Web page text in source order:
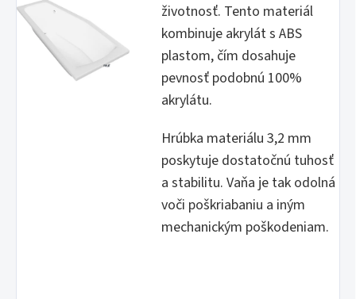
životnosť. Tento materiál
kombinuje akrylát s ABS
plastom, čím dosahuje
pevnosť podobnú 100%
akrylátu.
Hrúbka materiálu 3,2 mm
poskytuje dostatočnú tuhosť
a stabilitu. Vaňa je tak odolná
voči poškriabaniu a iným
mechanickým poškodeniam.